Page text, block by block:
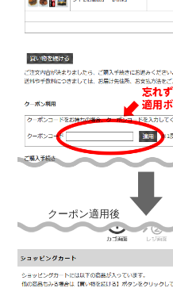
クーポン適用後